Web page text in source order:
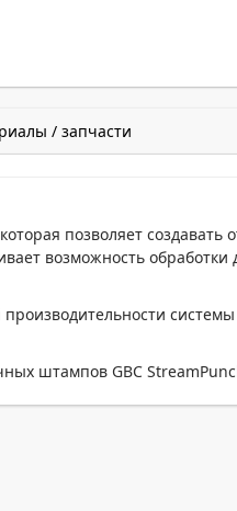
/ запчасти
позволяет создавать
возможность обработки
штампов GBC